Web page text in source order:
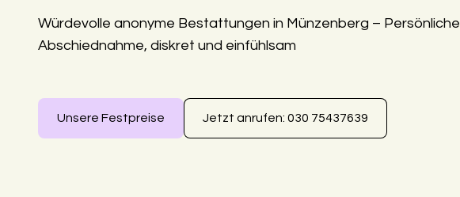
Würdevolle anonyme Bestattungen in Münzenberg – Persönliche
Abschiednahme, diskret und einfühlsam
Unsere Festpreise Jetzt anrufen: 030 75437639